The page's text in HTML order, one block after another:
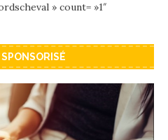
» count= »1″